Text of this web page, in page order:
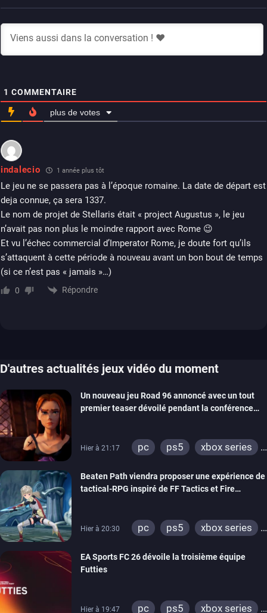
1 COMMENTAIRE
plus de votes
indalecio 1 année plus tôt
Le jeu ne se passera pas à l’époque romaine. La date de départ est
deja connue, ça sera 1337.
Le nom de projet de Stellaris était « project Augustus », le jeu
n’avait pas non plus le moindre rapport avec Rome 😉
Et vu l’échec commercial d’Imperator Rome, je doute fort qu’ils
s’attaquent à cette période à nouveau avant un bon bout de temps
(si ce n’est pas « jamais »…)
0 Répondre
D'autres actualités jeux vidéo du moment
Un nouveau jeu Road 96 annoncé avec un tout
premier teaser dévoilé pendant la conférence
Hier à 21:17 pc ps5
xbox series
xbox one
Beaten Path viendra proposer une expérience de
tactical-RPG inspiré de FF Tactics et Fire
Hier à 20:30 pc ps5
xbox series
EA Sports FC 26 dévoile la troisième équipe
Futties
Hier à 19:47 pc ps5 xbox series